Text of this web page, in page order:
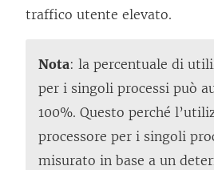
traffico utente elevato.
Nota: la percentuale di
per i singoli processi può
100%. Questo perché
processore per i singoli
misurato in base a un